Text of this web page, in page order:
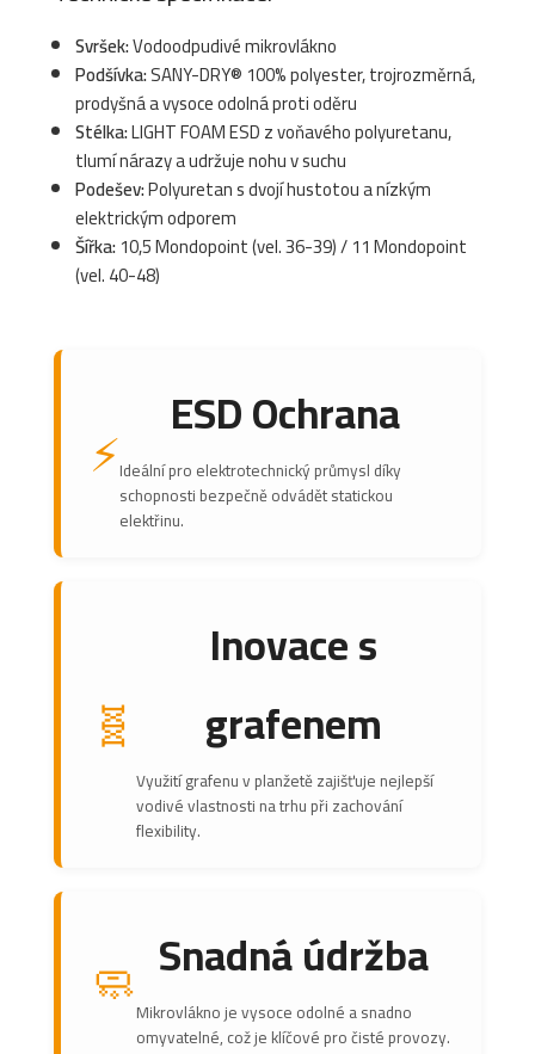
Svršek:Vodoodpudivé mikrovlákno
Podšívka:SANY-DRY® 100% polyester, trojrozměrná,
prodyšná a vysoce odolná proti oděru
Stélka:LIGHT FOAM ESD z voňavého polyuretanu,
tlumí nárazy a udržuje nohu v suchu
Podešev:Polyuretan s dvojí hustotou a nízkým
elektrickým odporem
Šířka:10,5 Mondopoint (vel. 36-39) / 11 Mondopoint
(vel. 40-48)
⚡ ESD Ochrana
Ideální pro elektrotechnický průmysl díky
schopnosti bezpečně odvádět statickou
elektřinu.
🧬
Inovace s
grafenem
Využití grafenu v planžetě zajišťuje nejlepší
vodivé vlastnosti na trhu při zachování
flexibility.
🧼 Snadná údržba
Mikrovlákno je vysoce odolné a snadno
omyvatelné, což je klíčové pro čisté provozy.